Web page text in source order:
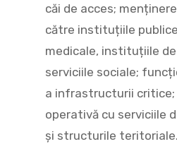
căi de acces;
către instituțiile
medicale, instituțiile
serviciile sociale;
a infrastructurii critice;
operativă cu serviciile
și structurile teritoriale.